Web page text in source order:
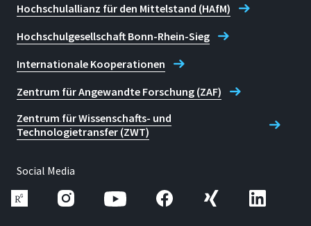
Hochschulallianz für den Mittelstand (HAfM)
Hochschulgesellschaft Bonn-Rhein-Sieg
Internationale Kooperationen
Zentrum für Angewandte Forschung (ZAF)
Zentrum für Wissenschafts- und
Technologietransfer (ZWT)
Social Media